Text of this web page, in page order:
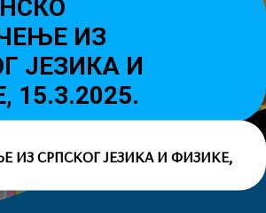
ИЗ
ЈЕЗИКА И
15.3.2025.
СРПСКОГ ЈЕЗИКА И ФИЗИКЕ,